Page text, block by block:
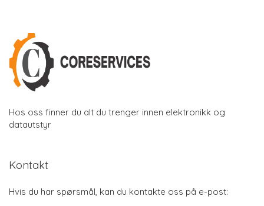
Hos oss finner du alt du trenger innen elektronikk og
datautstyr
Kontakt
Hvis du har spørsmål, kan du kontakte oss på e-post: